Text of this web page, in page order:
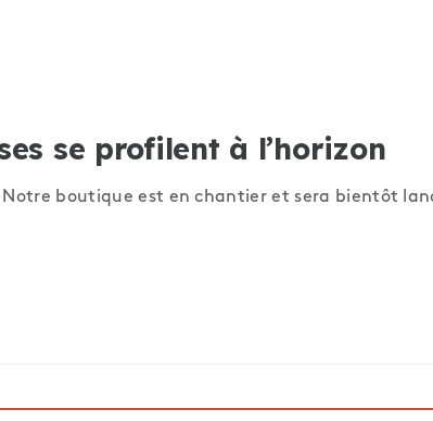
se profilent à l’horizon
Notre boutique est en chantier et sera bientôt